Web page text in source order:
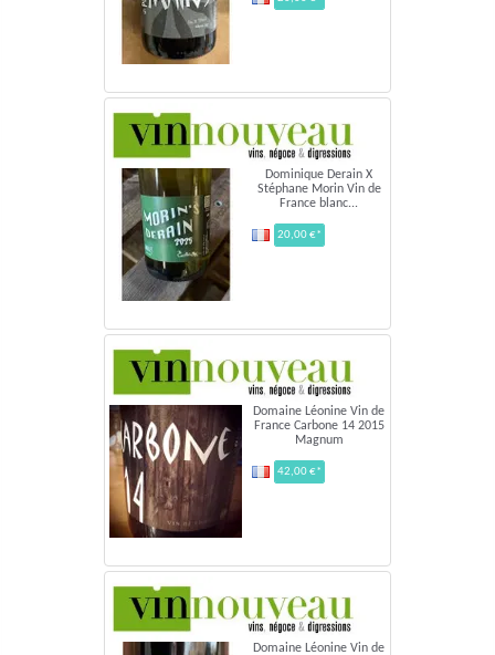
Dominique Derain X
Stéphane Morin Vin de
France blanc...
20,00 €*
Domaine Léonine Vin de
France Carbone 14 2015
Magnum
42,00 €*
Domaine Léonine Vin de